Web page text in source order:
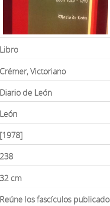
Libro
Crémer, Victoriano
Diario de León
León
[1978]
238
32 cm
Reúne los fascículos